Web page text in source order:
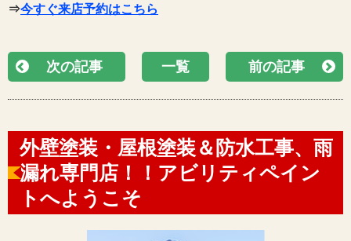
⇒今すぐ来店予約はこちら
次の記事 一覧 前の記事
外壁塗装・屋根塗装＆防水工事、雨
漏れ専門店！！アビリティペイン
トへようこそ